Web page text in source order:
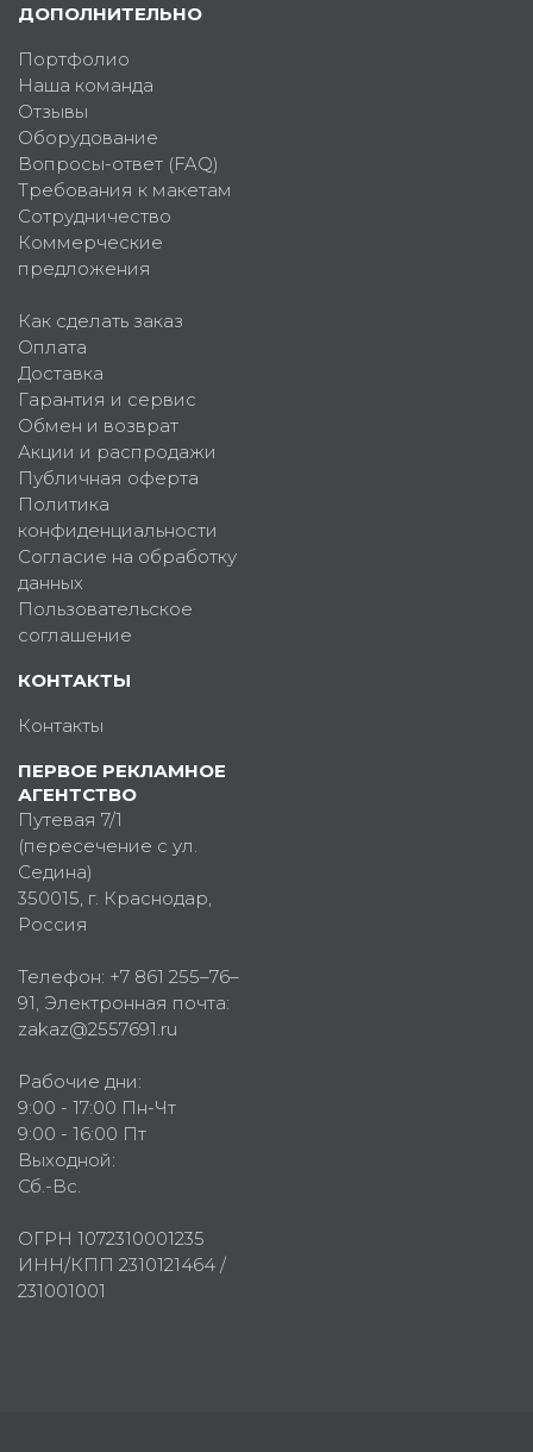
ДОПОЛНИТЕЛЬНО
Портфолио
Наша команда
Отзывы
Оборудование
Вопросы-ответ (FAQ)
Требования к макетам
Сотрудничество
Коммерческие
предложения
Как сделать заказ
Оплата
Доставка
Гарантия и сервис
Обмен и возврат
Акции и распродажи
Публичная оферта
Политика
конфиденциальности
Согласие на обработку
данных
Пользовательское
соглашение
КОНТАКТЫ
Контакты
ПЕРВОЕ РЕКЛАМНОЕ
АГЕНТСТВО
Путевая 7/1
(пересечение с ул.
Седина)
350015 , г. Краснодар,
Россия
Телефон: +7 861 255–76–
91 , Электронная почта:
zakaz@2557691.ru
Рабочие дни:
9:00 - 17:00 Пн-Чт
9:00 - 16:00 Пт
Выходной:
Сб.-Вс.
ОГРН 1072310001235
ИНН/КПП 2310121464 /
231001001